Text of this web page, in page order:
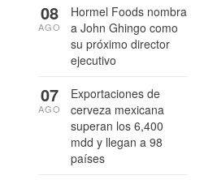
Hormel Foods nombra
a John Ghingo como
su próximo director
ejecutivo
08
AGO
Exportaciones de
cerveza mexicana
superan los 6,400
mdd y llegan a 98
países
07
AGO